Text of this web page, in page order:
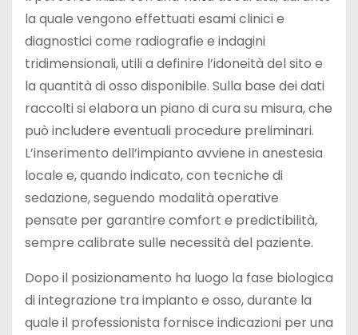
la quale vengono effettuati esami clinici e
diagnostici come radiografie e indagini
tridimensionali, utili a definire l’idoneità del sito e
la quantità di osso disponibile. Sulla base dei dati
raccolti si elabora un piano di cura su misura, che
può includere eventuali procedure preliminari.
L’inserimento dell’impianto avviene in anestesia
locale e, quando indicato, con tecniche di
sedazione, seguendo modalità operative
pensate per garantire comfort e predictibilità,
sempre calibrate sulle necessità del paziente.
Dopo il posizionamento ha luogo la fase biologica
di integrazione tra impianto e osso, durante la
quale il professionista fornisce indicazioni per una